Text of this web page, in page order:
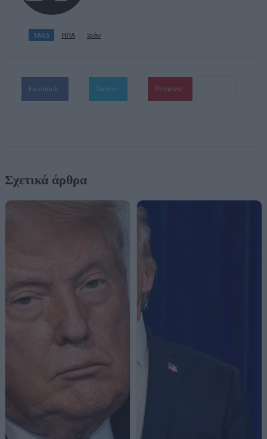
TAGS ΗΠΑ Ιράν
Facebook Twitter Pinterest
Σχετικά άρθρα